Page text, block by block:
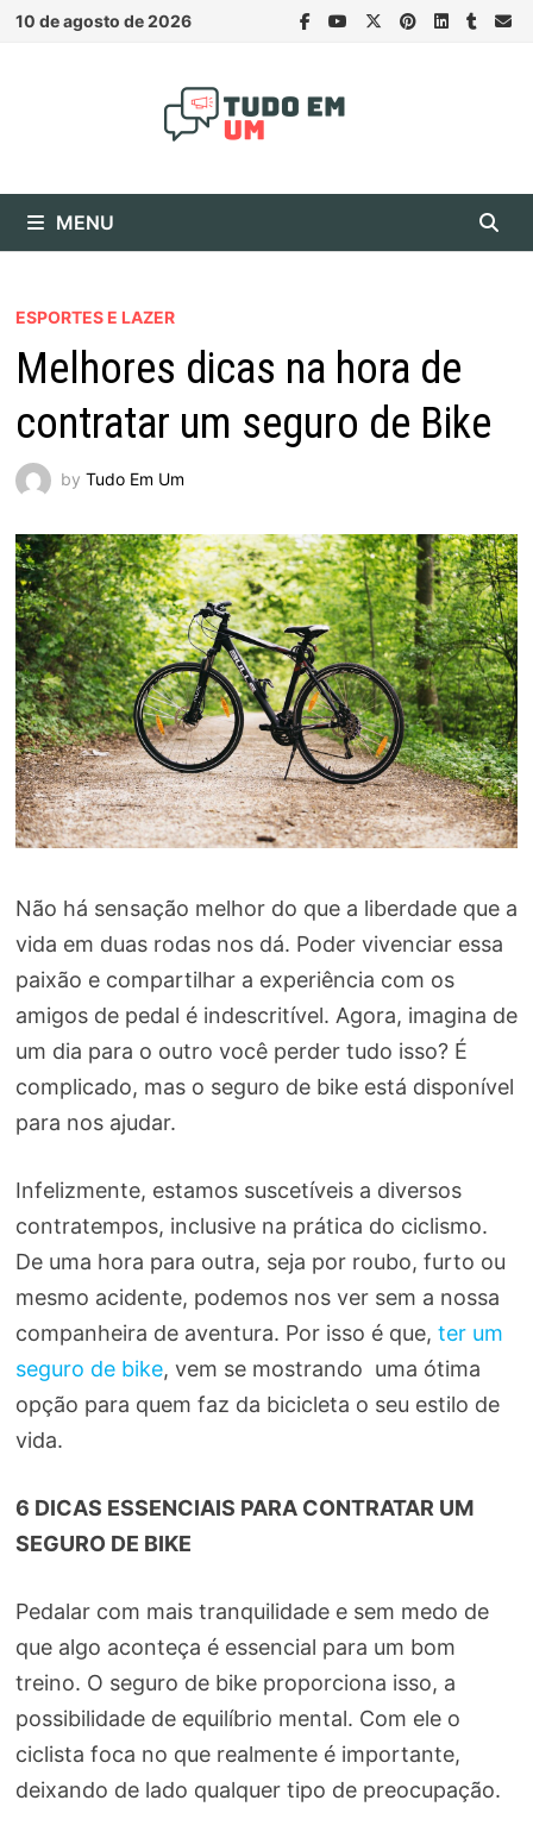
Skip
10 de agosto de 2026
MENU
ESPORTES E LAZER
Melhores dicas na hora de
contratar um seguro de Bike
by Tudo Em Um
Não há sensação melhor do que a liberdade que a
vida em duas rodas nos dá. Poder vivenciar essa
paixão e compartilhar a experiência com os
amigos de pedal é indescritível. Agora, imagina de
um dia para o outro você perder tudo isso? É
complicado, mas o seguro de bike está disponível
para nos ajudar.
Infelizmente, estamos suscetíveis a diversos
contratempos, inclusive na prática do ciclismo.
De uma hora para outra, seja por roubo, furto ou
mesmo acidente, podemos nos ver sem a nossa
companheira de aventura. Por isso é que, ter um
seguro de bike, vem se mostrando uma ótima
opção para quem faz da bicicleta o seu estilo de
vida.
6 DICAS ESSENCIAIS PARA CONTRATAR UM
SEGURO DE BIKE
Pedalar com mais tranquilidade e sem medo de
que algo aconteça é essencial para um bom
treino. O seguro de bike proporciona isso, a
possibilidade de equilíbrio mental. Com ele o
ciclista foca no que realmente é importante,
deixando de lado qualquer tipo de preocupação.